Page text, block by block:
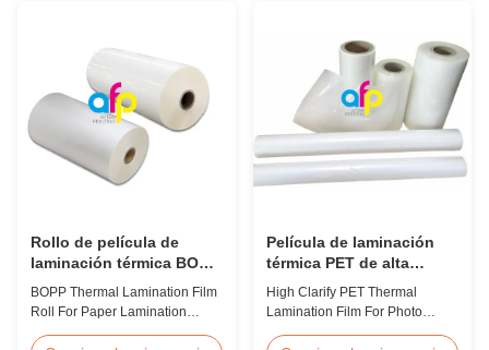
1000mm Thickness 24micron -
32micron Roll Length 300m -
4000m Core Size 1 inch ...
BOPP, abbreviation of biaxially
oriented polypropylene, is the
base film that ...
Rollo de película de
laminación térmica BOPP
para laminación de papel
BOPP Thermal Lamination Film
Roll For Paper Lamination
Película de laminación
térmica PET de alta
claridad para laminación
de fotos, aprobación SGS
High Clarify PET Thermal
Lamination Film For Photo